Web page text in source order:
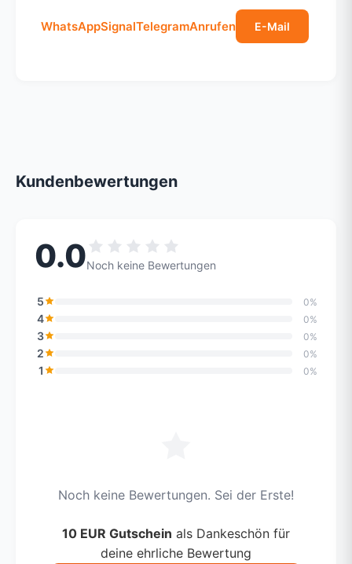
WhatsAppSignalTelegramAnrufen E-Mail
Kundenbewertungen
0.0Noch keine Bewertungen
5 0%
4 0%
3 0%
2 0%
1 0%
Noch keine Bewertungen. Sei der Erste!
10 EUR Gutschein als Dankeschön für
deine ehrliche Bewertung